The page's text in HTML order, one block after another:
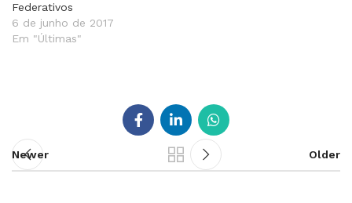
Federativos
6 de junho de 2017
Em "Últimas"
Newer Older